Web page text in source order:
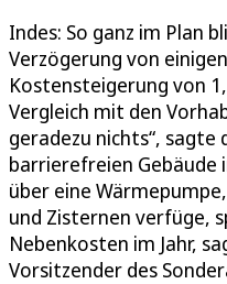
Indes: So ganz im Plan
Verzögerung von
Kostensteigerung von
Vergleich mit den
geradezu nichts“,
barrierefreien Gebäude
über eine
und Zisternen verfüge,
Nebenkosten im Jahr,
Vorsitzender des